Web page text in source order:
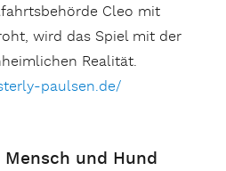
Cleo mit
wird das Spiel mit der
Realität.
paulsen.de/
Mensch und Hund